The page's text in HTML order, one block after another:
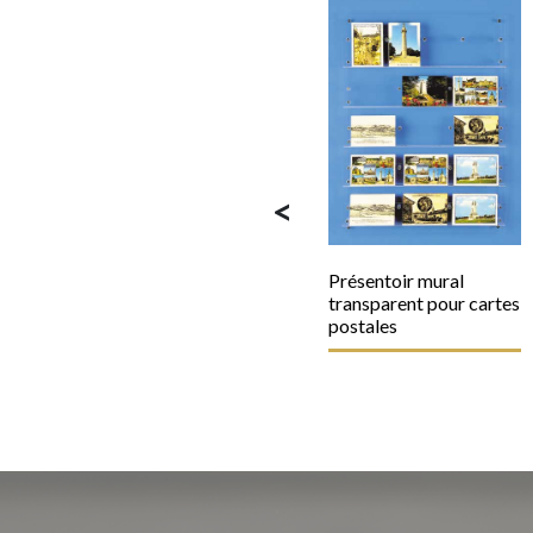
<
Présentoir mural
transparent pour cartes
postales